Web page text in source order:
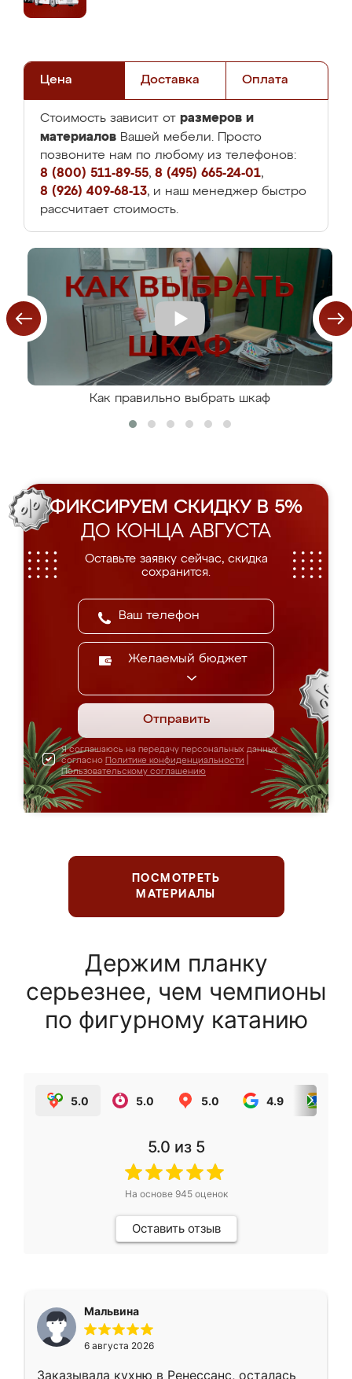
Цена Доставка Оплата
Стоимость зависит от размеров и
материалов Вашей мебели. Просто
позвоните нам по любому из телефонов:
8 (800) 511-89-55, 8 (495) 665-24-01,
8 (926) 409-68-13, и наш менеджер быстро
рассчитает стоимость.
Как правильно выбрать шкаф
ФИКСИРУЕМ СКИДКУ В 5%
ДО КОНЦА АВГУСТА
Оставьте заявку сейчас, скидка
сохранится.
Желаемый бюджет
Отправить
Я соглашаюсь на передачу персональных данных
согласно Политике конфиденциальности
Пользовательскому соглашению
ПОСМОТРЕТЬ
МАТЕРИАЛЫ
Держим планку
серьезнее, чем чемпионы
по фигурному катанию
5.0 5.0 5.0 4.9
5.0 из 5
На основе 945оценок
Оставить отзыв
Мальвина
6 августа 2026
Заказывала кухню в Ренессанс, осталась